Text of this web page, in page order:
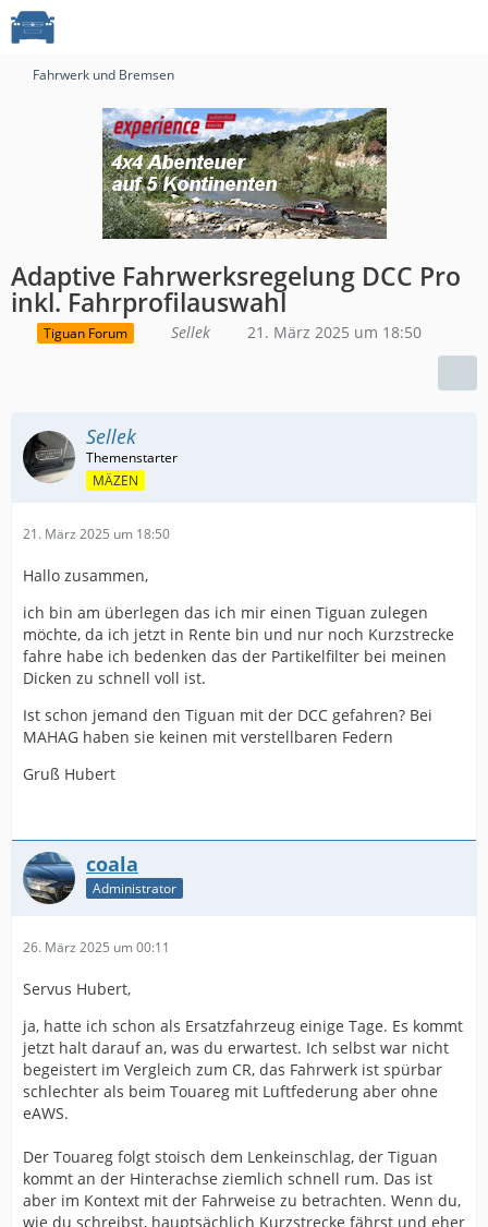
Fahrwerk und Bremsen
Adaptive Fahrwerksregelung DCC Pro
inkl. Fahrprofilauswahl
Tiguan Forum Sellek 21. März 2025 um 18:50
Sellek
MÄZEN
21. März 2025 um 18:50
Hallo zusammen,
ich bin am überlegen das ich mir einen Tiguan zulegen
möchte, da ich jetzt in Rente bin und nur noch Kurzstrecke
fahre habe ich bedenken das der Partikelfilter bei meinen
Dicken zu schnell voll ist.
Ist schon jemand den Tiguan mit der DCC gefahren? Bei
MAHAG haben sie keinen mit verstellbaren Federn
Gruß Hubert
coala
Administrator
26. März 2025 um 00:11
Servus Hubert,
ja, hatte ich schon als Ersatzfahrzeug einige Tage. Es kommt
jetzt halt darauf an, was du erwartest. Ich selbst war nicht
begeistert im Vergleich zum CR, das Fahrwerk ist spürbar
schlechter als beim Touareg mit Luftfederung aber ohne
eAWS.
Der Touareg folgt stoisch dem Lenkeinschlag, der Tiguan
kommt an der Hinterachse ziemlich schnell rum. Das ist
aber im Kontext mit der Fahrweise zu betrachten. Wenn du,
wie du schreibst, hauptsächlich Kurzstrecke fährst und eher